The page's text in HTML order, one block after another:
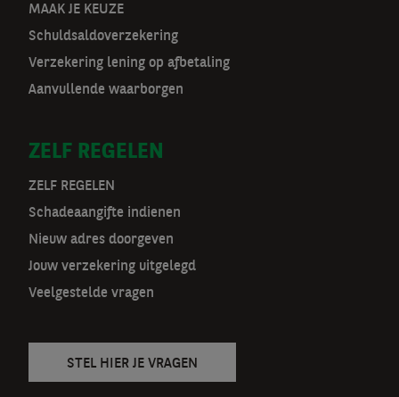
o
o
r
a
t
n
a
v
MAAK JE KEUZE
Schuldsaldoverzekering
Verzekering lening op afbetaling
Aanvullende waarborgen
ZELF REGELEN
ZELF REGELEN
Schadeaangifte indienen
Nieuw adres doorgeven
Jouw verzekering uitgelegd
Veelgestelde vragen
STEL HIER JE VRAGEN